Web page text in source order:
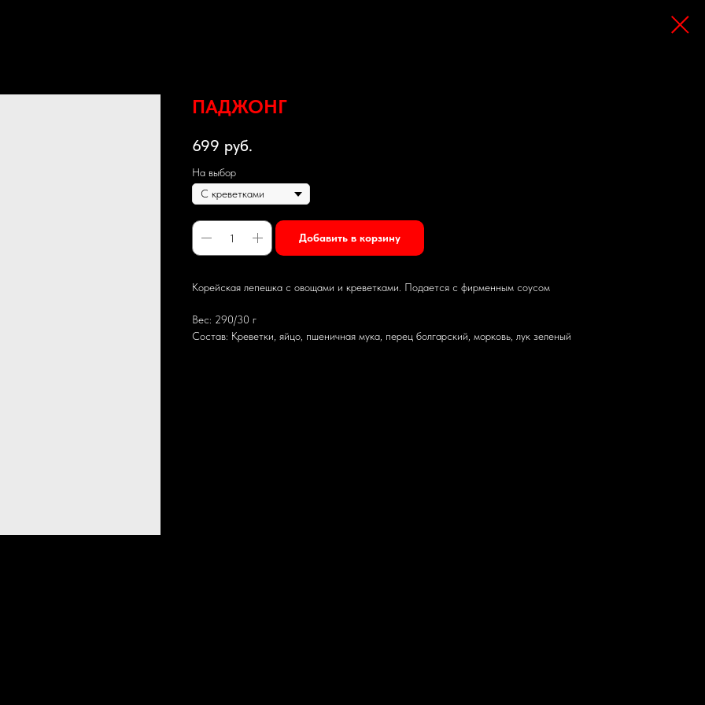
ПАДЖОНГ
699 руб.
На выбор
Добавить в корзину
Корейская лепешка с овощами и креветками. Подается с фирменным соусом
Вес: 290/30 г
Состав: Креветки, яйцо, пшеничная мука, перец болгарский, морковь, лук зеленый